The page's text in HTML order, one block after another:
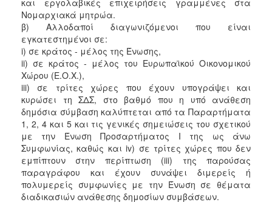
Νομαρχιακά μητρώα.
β) Αλλοδαποί διαγωνιζόμενοι που είναι
εγκατεστημένοι σε:
i) σε κράτος - μέλος της Ένωσης,
ii) σε κράτος - μέλος του Ευρωπαϊκού Οικονομικού
Χώρου (Ε.Ο.Χ.),
iii) σε τρίτες χώρες που έχουν υπογράψει και
κυρώσει τη ΣΔΣ, στο βαθμό που η υπό ανάθεση
δημόσια σύμβαση καλύπτεται από τα Παραρτήματα
1, 2, 4 και 5 και τις γενικές σημειώσεις του σχετικού
με την Ένωση Προσαρτήματος I της ως άνω
Συμφωνίας, καθώς και iv) σε τρίτες χώρες που δεν
εμπίπτουν στην περίπτωση (iii) της παρούσας
παραγράφου και έχουν συνάψει διμερείς ή
πολυμερείς συμφωνίες με την Ένωση σε θέματα
διαδικασιών ανάθεσης δημοσίων συμβάσεων.